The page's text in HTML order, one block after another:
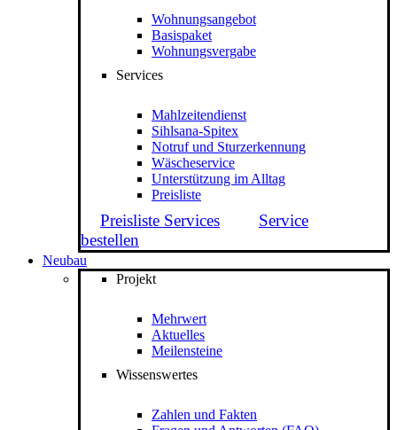
Wohnungsangebot
Basispaket
Wohnungsvergabe
Services
Mahlzeitendienst
Sihlsana-Spitex
Notruf und Sturzerkennung
Wäscheservice
Unterstützung im Alltag
Preisliste
Preisliste Services
Service
bestellen
Neubau
Projekt
Mehrwert
Aktuelles
Meilensteine
Wissenswertes
Zahlen und Fakten